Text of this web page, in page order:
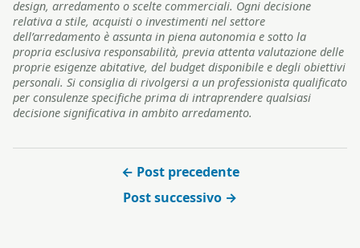
design, arredamento o scelte commerciali. Ogni decisione
relativa a stile, acquisti o investimenti nel settore
dell’arredamento è assunta in piena autonomia e sotto la
propria esclusiva responsabilità, previa attenta valutazione delle
proprie esigenze abitative, del budget disponibile e degli obiettivi
personali. Si consiglia di rivolgersi a un professionista qualificato
per consulenze specifiche prima di intraprendere qualsiasi
decisione significativa in ambito arredamento.
← Post precedente
Post successivo →